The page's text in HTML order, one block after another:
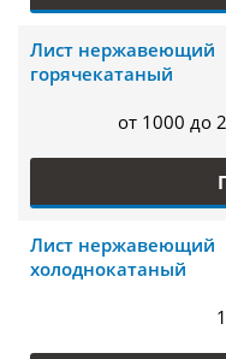
Лист нержавеющий
горячекатаный
от 1000 до
Лист нержавеющий
холоднокатаный